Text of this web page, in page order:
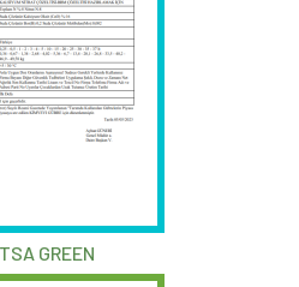
GREEN